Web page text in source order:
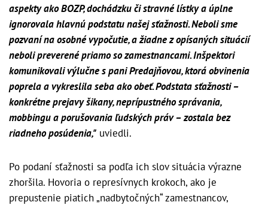
aspekty ako BOZP, dochádzku či stravné lístky a úplne
ignorovala hlavnú podstatu našej sťažnosti. Neboli sme
pozvaní na osobné vypočutie, a žiadne z opísaných situácií
neboli preverené priamo so zamestnancami. Inšpektori
komunikovali výlučne s pani Predajňovou, ktorá obvinenia
poprela a vykreslila seba ako obeť. Podstata sťažnosti –
konkrétne prejavy šikany, neprípustného správania,
mobbingu a porušovania ľudských práv – zostala bez
riadneho posúdenia," uviedli.
Po podaní sťažnosti sa podľa ich slov situácia výrazne
zhoršila. Hovoria o represívnych krokoch, ako je
prepustenie piatich „nadbytočných“ zamestnancov,